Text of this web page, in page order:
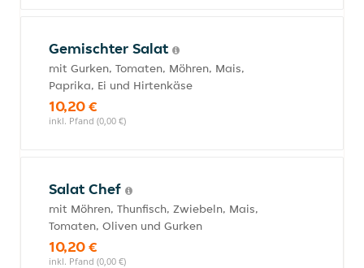
Gemischter Salat
mit Gurken, Tomaten, Möhren, Mais,
Paprika, Ei und Hirtenkäse
10,20 €
inkl. Pfand (0,00 €)
Salat Chef
mit Möhren, Thunfisch, Zwiebeln, Mais,
Tomaten, Oliven und Gurken
10,20 €
inkl. Pfand (0,00 €)